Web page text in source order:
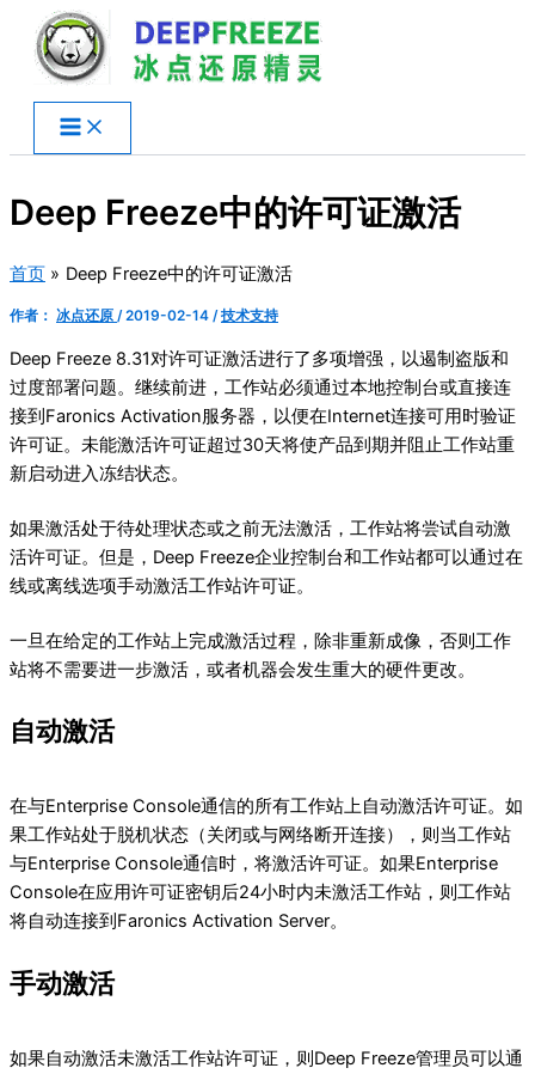
Deep Freeze中的许可证激活
首页 Deep Freeze中的许可证激活
作者： 冰点还原 /2019-02-14 /技术支持
Deep Freeze 8.31对许可证激活进行了多项增强，以遏制盗版和
过度部署问题。继续前进，工作站必须通过本地控制台或直接连
接到Faronics Activation服务器，以便在Internet连接可用时验证
许可证。未能激活许可证超过30天将使产品到期并阻止工作站重
新启动进入冻结状态。
如果激活处于待处理状态或之前无法激活，工作站将尝试自动激
活许可证。但是，Deep Freeze企业控制台和工作站都可以通过在
线或离线选项手动激活工作站许可证。
一旦在给定的工作站上完成激活过程，除非重新成像，否则工作
站将不需要进一步激活，或者机器会发生重大的硬件更改。
自动激活
在与Enterprise Console通信的所有工作站上自动激活许可证。如
果工作站处于脱机状态（关闭或与网络断开连接），则当工作站
与Enterprise Console通信时，将激活许可证。如果Enterprise
Console在应用许可证密钥后24小时内未激活工作站，则工作站
将自动连接到Faronics Activation Server。
手动激活
如果自动激活未激活工作站许可证，则Deep Freeze管理员可以通